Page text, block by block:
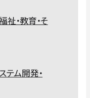
祉・教育・そ
テム開発・